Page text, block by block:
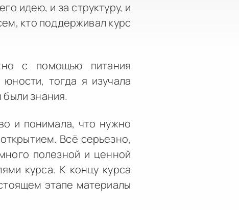
идею, и за структуру, и
кто поддерживал курс
с помощью питания
тогда я изучала
знания.
и понимала, что нужно
Всё серьезно,
полезной и ценной
курса. К концу курса
этапе материалы